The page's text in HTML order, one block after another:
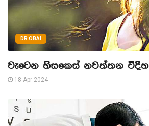
DR OBAI
වැටෙන හිසකෙස් නවත්තන විදිහ
18 Apr 2024